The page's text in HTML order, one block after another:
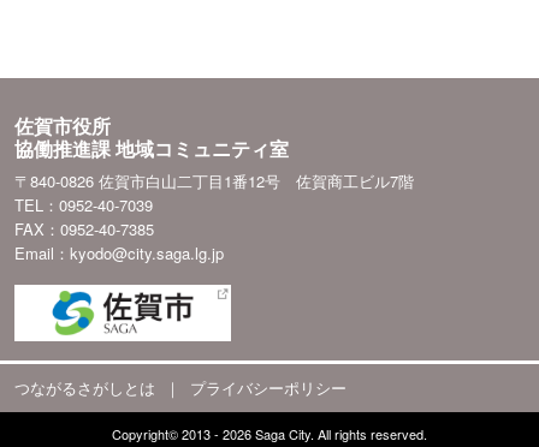
佐賀市役所
協働推進課 地域コミュニティ室
〒840-0826 佐賀市白山二丁目1番12号 佐賀商工ビル7階
TEL：0952-40-7039
FAX：0952-40-7385
Email：kyodo@city.saga.lg.jp
つながるさがしとは ｜ プライバシーポリシー
Copyright© 2013 - 2026 Saga City. All rights reserved.